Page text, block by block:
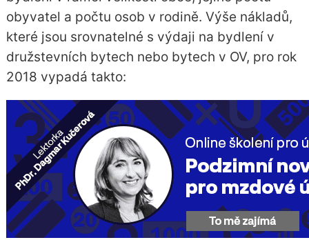
obyvatel a počtu osob v rodině. Výše nákladů,
které jsou srovnatelné s výdaji na bydlení v
družstevních bytech nebo bytech v OV, pro rok
2018 vypadá takto: